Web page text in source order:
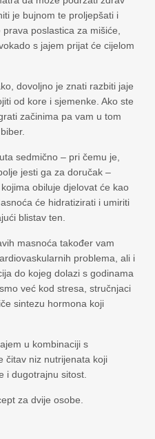
je bujnom te proljepšati i
poslastica za mišiće,
s jajem prijat će cijelom
dovoljno je znati razbiti jaje
od kore i sjemenke. Ako ste
začinima pa vam u tom
sedmično – pri čemu je,
jesti ga za doručak –
obiluje djelovat će kao
će hidratizirati i umiriti
blistav ten.
masnoća također vam
problema, ali i
do kojeg dolazi s godinama
već kod stresa, stručnjaci
sintezu hormona koji
u kombinaciji s
čitav niz nutrijenata koji
i dugotrajnu sitost.
za dvije osobe.